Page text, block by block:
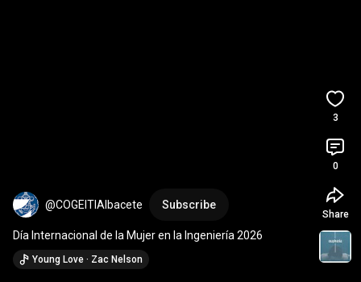
@COGEITIAlbacete Subscribe
Día Internacional de la Mujer en la Ingeniería 2026
Young Love · Zac Nelson
3
0
Share